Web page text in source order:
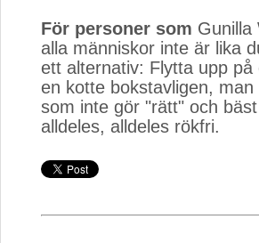
För personer som Gunilla
alla människor inte är lika
ett alternativ: Flytta upp
en kotte bokstavligen,
som inte gör "rätt" och
alldeles, alldeles rökfri.